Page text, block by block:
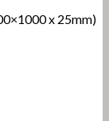
x 25mm)